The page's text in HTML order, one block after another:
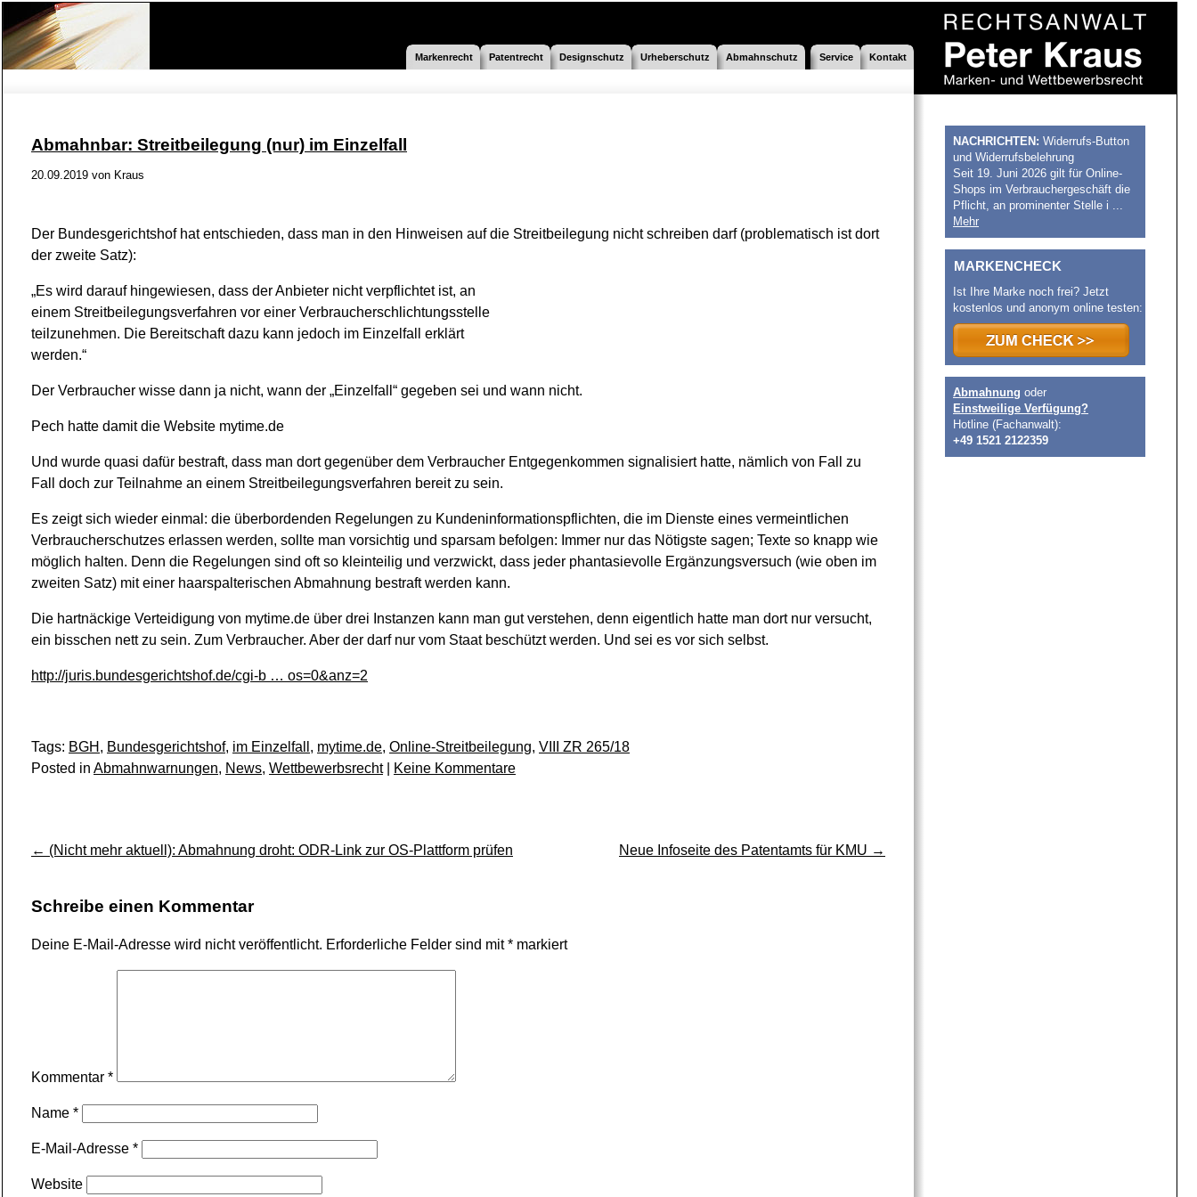
Markenrecht Patentrecht Designschutz Urheberschutz Abmahnschutz Service Kontakt
Abmahnbar: Streitbeilegung (nur) im Einzelfall
20.09.2019 von Kraus
Der Bundesgerichtshof hat entschieden, dass man in den Hinweisen auf die Streitbeilegung nicht schreiben darf (problematisch ist dort
der zweite Satz):
„Es wird darauf hingewiesen, dass der Anbieter nicht verpflichtet ist, an
einem Streitbeilegungsverfahren vor einer Verbraucherschlichtungsstelle
teilzunehmen. Die Bereitschaft dazu kann jedoch im Einzelfall erklärt
werden.“
Der Verbraucher wisse dann ja nicht, wann der „Einzelfall“ gegeben sei und wann nicht.
Pech hatte damit die Website mytime.de
Und wurde quasi dafür bestraft, dass man dort gegenüber dem Verbraucher Entgegenkommen signalisiert hatte, nämlich von Fall zu
Fall doch zur Teilnahme an einem Streitbeilegungsverfahren bereit zu sein.
Es zeigt sich wieder einmal: die überbordenden Regelungen zu Kundeninformationspflichten, die im Dienste eines vermeintlichen
Verbraucherschutzes erlassen werden, sollte man vorsichtig und sparsam befolgen: Immer nur das Nötigste sagen; Texte so knapp wie
möglich halten. Denn die Regelungen sind oft so kleinteilig und verzwickt, dass jeder phantasievolle Ergänzungsversuch (wie oben im
zweiten Satz) mit einer haarspalterischen Abmahnung bestraft werden kann.
Die hartnäckige Verteidigung von mytime.de über drei Instanzen kann man gut verstehen, denn eigentlich hatte man dort nur versucht,
ein bisschen nett zu sein. Zum Verbraucher. Aber der darf nur vom Staat beschützt werden. Und sei es vor sich selbst.
http://juris.bundesgerichtshof.de/cgi-b … os=0&anz=2
Tags: BGH , Bundesgerichtshof, im Einzelfall , mytime.de, Online-Streitbeilegung, VIII ZR 265/18
Posted in Abmahnwarnungen, News, Wettbewerbsrecht| Keine Kommentarezu
← (Nicht mehr aktuell): Abmahnung droht: ODR-Link zur OS-Plattform prüfen Neue Infoseite des Patentamts für KMU →
Schreibe einen Kommentar
Deine E-Mail-Adresse wird nicht veröffentlicht. Erforderliche Felder sind mit* markiert
Kommentar *
Name *
E-Mail-Adresse *
Website
NACHRICHTEN: Widerrufs-Button
und Widerrufsbelehrung
Seit 19. Juni 2026 gilt für Online-
Shops im Verbrauchergeschäft die
Pflicht, an prominenter Stelle i ...
Mehr
MARKENCHECK
Ist Ihre Marke noch frei? Jetzt
kostenlos und anonym online testen:
Abmahnung oder
Einstweilige Verfügung?
Hotline (Fachanwalt):
+49 1521 2122359